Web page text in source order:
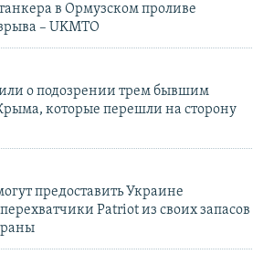
в Ормузском проливе
– UKMTO
о подозрении трем бывшим
которые перешли на сторону
предоставить Украине
Patriot из своих запасов